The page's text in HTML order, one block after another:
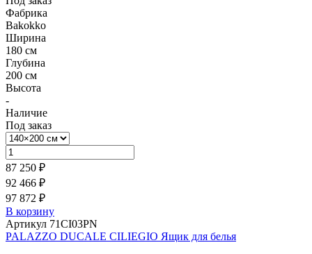
Фабрика
Bakokko
Ширина
180 см
Глубина
200 см
Высота
-
Наличие
Под заказ
87 250 ₽
92 466 ₽
97 872 ₽
В корзину
Артикул 71CI03PN
PALAZZO DUCALE CILIEGIO Ящик для белья